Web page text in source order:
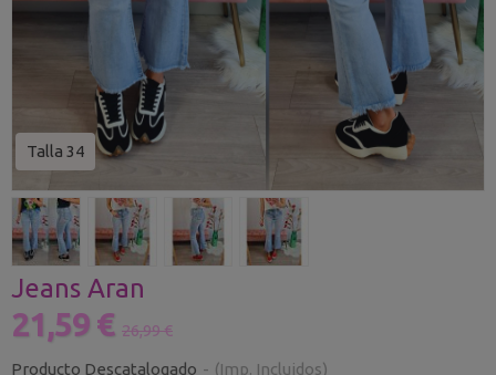
Talla 34
Jeans Aran
21,59 € 26,99 €
Producto Descatalogado - (Imp. Incluidos)